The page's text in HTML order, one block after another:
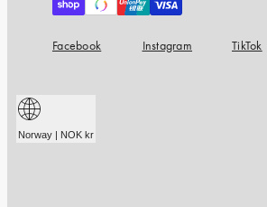
Facebook Instagram TikTok
Norway | NOK kr